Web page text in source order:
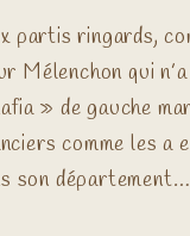
partis ringards,
qui
» de gauche
comme
son département…